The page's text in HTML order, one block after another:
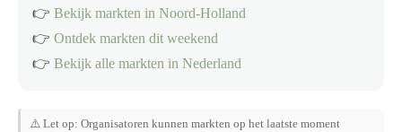
👉 Bekijk markten in Noord-Holland
👉 Ontdek markten dit weekend
👉 Bekijk alle markten in Nederland
⚠️ Let op: Organisatoren kunnen markten op het laatste moment